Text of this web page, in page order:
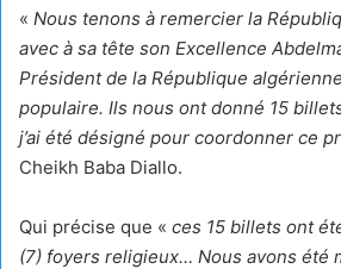
« Nous tenons à remercier la
avec à sa tête son Excellence
Président de la République
populaire. Ils nous ont donné 15
j’ai été désigné pour coordonner ce
Cheikh Baba Diallo.
Qui précise que « ces 15 billets ont
(7) foyers religieux… Nous avons été